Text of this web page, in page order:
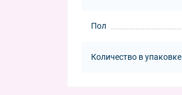
Пол
Количество в упаковке